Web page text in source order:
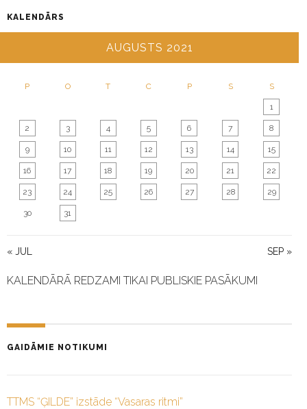
KALENDĀRS
AUGUSTS 2021
P O T C P S S
« JUL SEP »
1
2 3 4 5 6 7 8
9 10 11 12 13 14 15
16 17 18 19 20 21 22
23 24 25 26 27 28 29
30 31
KALENDĀRĀ REDZAMI TIKAI PUBLISKIE PASĀKUMI
GAIDĀMIE NOTIKUMI
TTMS “ĢILDE” izstāde “Vasaras ritmi”